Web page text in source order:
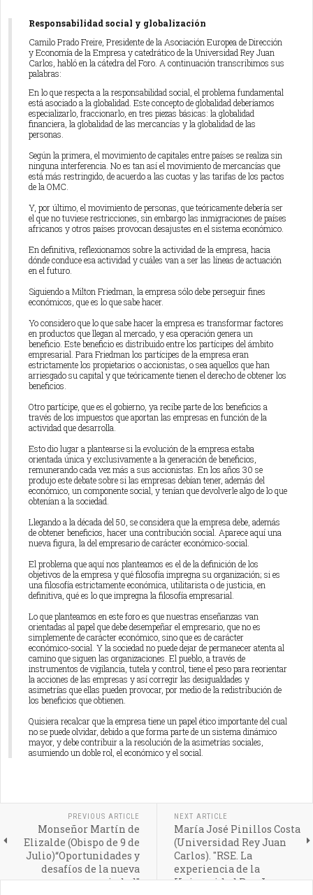
Responsabilidad social y globalización
Camilo Prado Freire, Presidente de la Asociación Europea de Dirección
y Economía de la Empresa y catedrático de la Universidad Rey Juan
Carlos, habló en la cátedra del Foro. A continuación transcribimos sus
palabras:
En lo que respecta a la responsabilidad social, el problema fundamental
está asociado a la globalidad. Este concepto de globalidad deberíamos
especializarlo, fraccionarlo, en tres piezas básicas: la globalidad
financiera, la globalidad de las mercancías y la globalidad de las
personas.
Según la primera, el movimiento de capitales entre países se realiza sin
ninguna interferencia. No es tan así el movimiento de mercancías que
está más restringido, de acuerdo a las cuotas y las tarifas de los pactos
de la OMC.
Y, por último, el movimiento de personas, que teóricamente debería ser
el que no tuviese restricciones, sin embargo las inmigraciones de países
africanos y otros países provocan desajustes en el sistema económico.
En definitiva, reflexionamos sobre la actividad de la empresa, hacia
dónde conduce esa actividad y cuáles van a ser las líneas de actuación
en el futuro.
Siguiendo a Milton Friedman, la empresa sólo debe perseguir fines
económicos, que es lo que sabe hacer.
Yo considero que lo que sabe hacer la empresa es transformar factores
en productos que llegan al mercado, y esa operación genera un
beneficio. Este beneficio es distribuido entre los partícipes del ámbito
empresarial. Para Friedman los partícipes de la empresa eran
estrictamente los propietarios o accionistas, o sea aquellos que han
arriesgado su capital y que teóricamente tienen el derecho de obtener los
beneficios.
Otro partícipe, que es el gobierno, ya recibe parte de los beneficios a
través de los impuestos que aportan las empresas en función de la
actividad que desarrolla.
Esto dio lugar a plantearse si la evolución de la empresa estaba
orientada única y exclusivamente a la generación de beneficios,
remunerando cada vez más a sus accionistas. En los años 30 se
produjo este debate sobre si las empresas debían tener, además del
económico, un componente social, y tenían que devolverle algo de lo que
obtenían a la sociedad.
Llegando a la década del 50, se considera que la empresa debe, además
de obtener beneficios, hacer una contribución social. Aparece aquí una
nueva figura, la del empresario de carácter económico-social.
El problema que aquí nos planteamos es el de la definición de los
objetivos de la empresa y qué filosofía impregna su organización; si es
una filosofía estrictamente económica, utilitarista o de justicia, en
definitiva, qué es lo que impregna la filosofía empresarial.
Lo que planteamos en este foro es que nuestras enseñanzas van
orientadas al papel que debe desempeñar el empresario, que no es
simplemente de carácter económico, sino que es de carácter
económico-social. Y la sociedad no puede dejar de permanecer atenta al
camino que siguen las organizaciones. El pueblo, a través de
instrumentos de vigilancia, tutela y control, tiene el peso para reorientar
la acciones de las empresas y así corregir las desigualdades y
asimetrías que ellas pueden provocar, por medio de la redistribución de
los beneficios que obtienen.
Quisiera recalcar que la empresa tiene un papel ético importante del cual
no se puede olvidar, debido a que forma parte de un sistema dinámico
mayor, y debe contribuir a la resolución de la asimetrías sociales,
asumiendo un doble rol, el económico y el social.
PREVIOUS ARTICLE
Monseñor Martín de
Elizalde (Obispo de 9 de
Julio)“Oportunidades y
desafíos de la nueva
sociedad”
NEXT ARTICLE
María José Pinillos Costa
(Universidad Rey Juan
Carlos). "RSE. La
experiencia de la
Universidad Rey Juan